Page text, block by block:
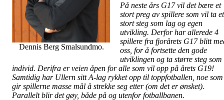
Dennis Berg Smalsundmo.
På neste års G17 vil det bære et
stort preg av spillere som vil ta et
stort steg som lag og egen
utvikling. Derfor har allerede 4
spillere fra fjorårets G17 blitt
oss, for å fortsette den gode
utviklingen og ta større steg som
individ. Derifra er veien åpen for alle som vil opp på årets G19!
Samtidig har Ullern sitt A-lag rykket opp til toppfotballen, noe som
gir spillerne masse mål å strekke seg etter (om det er ønsket).
Parallelt blir det gøy, både på og utenfor fotballbanen.